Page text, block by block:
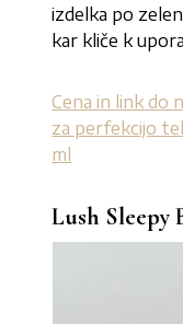
izdelka po
kar kliče k
Cena in link do
za perfekcijo
ml
Lush Sleepy